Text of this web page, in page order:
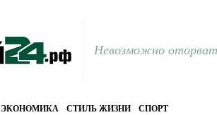
Невозможно
ЭКОНОМИКА СТИЛЬ ЖИЗНИ СПОРТ